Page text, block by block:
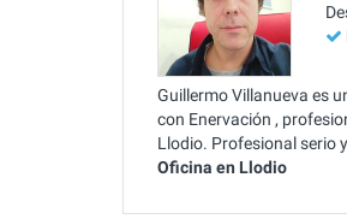
Guillermo Villanueva es
con Enervación ,
Llodio. Profesional serio
Oficina en Llodio